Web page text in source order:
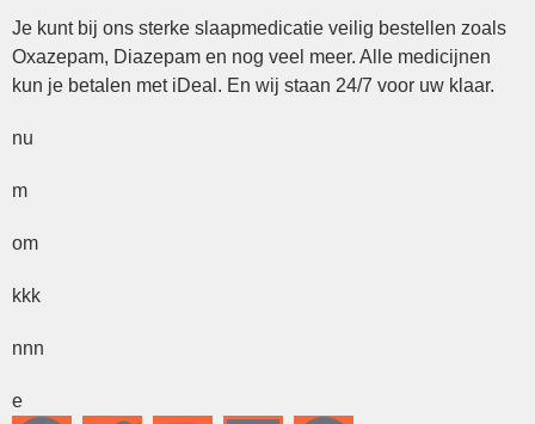
Je kunt bij ons sterke slaapmedicatie veilig bestellen zoals
Oxazepam, Diazepam en nog veel meer. Alle medicijnen
kun je betalen met iDeal. En wij staan 24/7 voor uw klaar.
nu
m
om
kkk
nnn
e